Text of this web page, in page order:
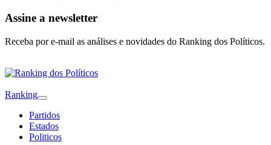
Assine a newsletter
Receba por e-mail as análises e novidades do Ranking dos Políticos.
Ranking
Partidos
Estados
Politicos